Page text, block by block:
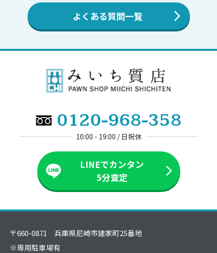
よくある質問一覧
0120-968-358
10:00 - 19:00 / 日祝休
LINEでカンタン
5分査定
〒660-0871 兵庫県尼崎市建家町25番地
※専用駐車場有